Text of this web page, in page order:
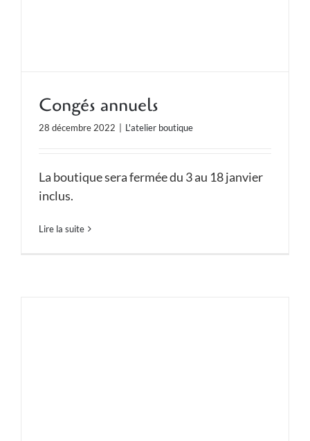
Congés annuels
28 décembre 2022 L'atelier boutique
La boutique sera fermée du 3 au 18 janvier
inclus.
Lire la suite